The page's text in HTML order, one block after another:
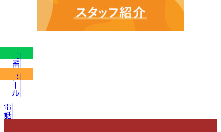
LINE
メール
電話